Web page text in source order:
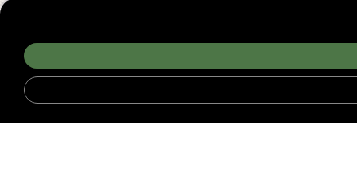
生活），親自完成的成品也將承載他們的學習一起被帶
回家中。
從昆蟲開始跨領域學習，生態素養必修課
缺貨中